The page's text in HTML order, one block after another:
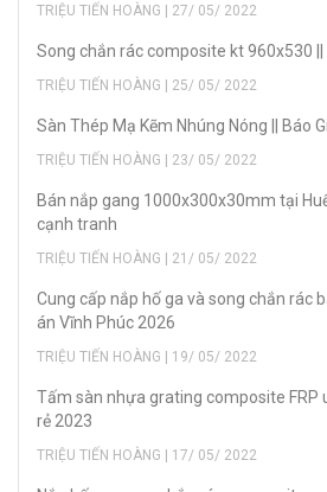
TRIỆU TIẾN HOÀNG | 27/ 05/ 2022
Song chắn rác composite kt 960x530
TRIỆU TIẾN HOÀNG | 25/ 05/ 2022
Sàn Thép Mạ Kẽm Nhúng Nóng || Báo
TRIỆU TIẾN HOÀNG | 23/ 05/ 2022
Bán nắp gang 1000x300x30mm tại
cạnh tranh
TRIỆU TIẾN HOÀNG | 21/ 05/ 2022
Cung cấp nắp hố ga và song chắn rác
án Vĩnh Phúc 2026
TRIỆU TIẾN HOÀNG | 19/ 05/ 2022
Tấm sàn nhựa grating composite FRP
rẻ 2023
TRIỆU TIẾN HOÀNG | 17/ 05/ 2022